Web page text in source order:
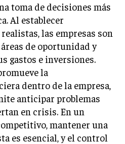
WEB SEO
toma de decisiones más
Al establecer
las empresas son
de oportunidad y
gastos e inversiones.
la
dentro de la empresa,
anticipar problemas
en crisis. En un
mantener una
es esencial, y el control